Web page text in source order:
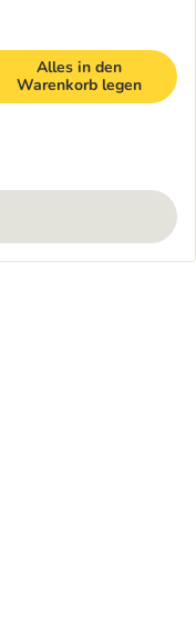
Alles in den
Warenkorb legen